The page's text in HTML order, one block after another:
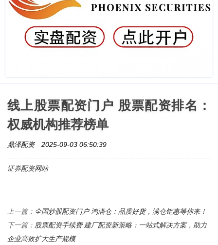
线上股票配资门户 股票配资排名：
权威机构推荐榜单
鼎泽配资 2025-09-03 06:50:39
证券配资网站
上一篇： 全国炒股配资门户 鸿满仓：品质好货，满仓钜惠等你来！
下一篇： 股票配资手续费 建厂配资新策略：一站式解决方案，助力
企业高效扩大生产规模